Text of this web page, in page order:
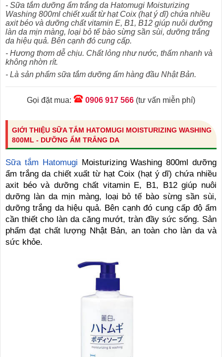
- Sữa tắm dưỡng ẩm trắng da Hatomugi Moisturizing
Washing 800ml chiết xuất từ hạt Coix (hạt ý dĩ) chứa nhiều
axit béo và dưỡng chất vitamin E, B1, B12 giúp nuôi dưỡng
làn da mịn màng, loại bỏ tế bào sừng sần sùi, dưỡng trắng
da hiệu quả. Bên cạnh đó cung cấp.
- Hương thơm dễ chịu. Chất lỏng như nước, thấm nhanh và
không nhờn rít.
- Là sản phẩm sữa tắm dưỡng ẩm hàng đầu Nhật Bản.
Gọi đặt mua: 0906 917 566 (tư vấn miễn phí)
GIỚI THIỆU SỮA TẮM HATOMUGI MOISTURIZING WASHING
800ML - DƯỠNG ẨM TRẮNG DA
Sữa tắm Hatomugi Moisturizing Washing 800ml dưỡng
ẩm trắng da chiết xuất từ hạt Coix (hạt ý dĩ) chứa nhiều
axit béo và dưỡng chất vitamin E, B1, B12 giúp nuôi
dưỡng làn da mịn màng, loại bỏ tế bào sừng sần sùi,
dưỡng trắng da hiệu quả. Bên cạnh đó cung cấp độ ẩm
cần thiết cho làn da căng mướt, tràn đầy sức sống. Sản
phẩm đạt chất lượng Nhật Bản, an toàn cho làn da và
sức khỏe.